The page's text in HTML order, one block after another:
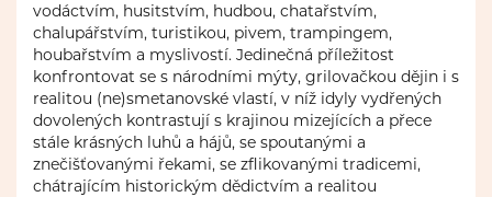
vodáctvím, husitstvím, hudbou, chatařstvím,
chalupářstvím, turistikou, pivem, trampingem,
houbařstvím a myslivostí. Jedinečná příležitost
konfrontovat se s národními mýty, grilovačkou dějin i s
realitou (ne)smetanovské vlastí, v níž idyly vydřených
dovolených kontrastují s krajinou mizejících a přece
stále krásných luhů a hájů, se spoutanými a
znečišťovanými řekami, se zflikovanými tradicemi,
chátrajícím historickým dědictvím a realitou